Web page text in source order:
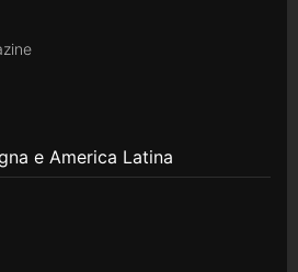
e America Latina